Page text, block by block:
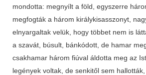
mondotta: megnyílt a föld, egyszerre
megfogták a három királykisasszonyt,
elnyargaltak velük, hogy többet nem is
a szavát, búsult, bánkódott, de hamar
csakhamar három fiúval áldotta meg az
legények voltak, de senkitől sem